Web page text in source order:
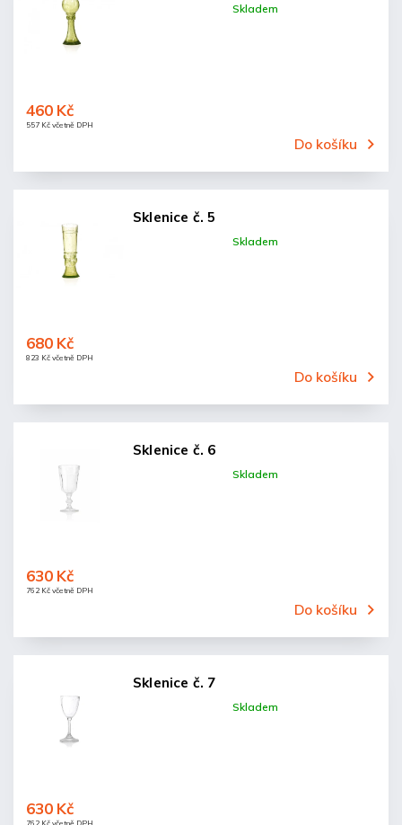
Skladem
557 Kč včetně DPH
460 Kč
Do košíku
Sklenice č. 5
Skladem
823 Kč včetně DPH
680 Kč
Do košíku
Sklenice č. 6
Skladem
762 Kč včetně DPH
630 Kč
Do košíku
Sklenice č. 7
Skladem
762 Kč včetně DPH
630 Kč